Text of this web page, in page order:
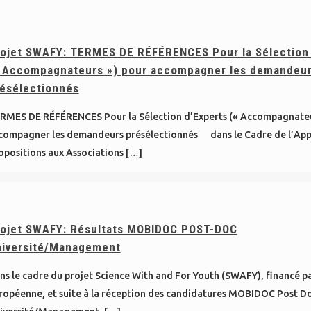
SWAFY: TERMES DE RÉFÉRENCES Pour la
») pour accompagner les
DE RÉFÉRENCES Pour la Sélection d’Experts («
les demandeurs présélectionnés dans le Cadre de
aux Associations[…]
SWAFY: Résultats MOBIDOC POST-DOC
Management
le cadre du projet Science With and For Youth (SWAFY), financé
et suite à la réception des candidatures MOBIDOC Post